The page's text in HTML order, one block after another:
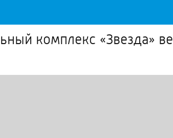
комплекс «Звезда»